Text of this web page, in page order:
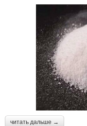
читать дальше →